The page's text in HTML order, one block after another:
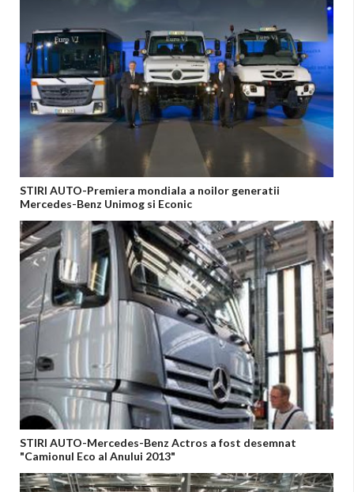
STIRI AUTO-Premiera mondiala a noilor generatii
Mercedes-Benz Unimog si Econic
STIRI AUTO-Mercedes-Benz Actros a fost desemnat
"Camionul Eco al Anului 2013"